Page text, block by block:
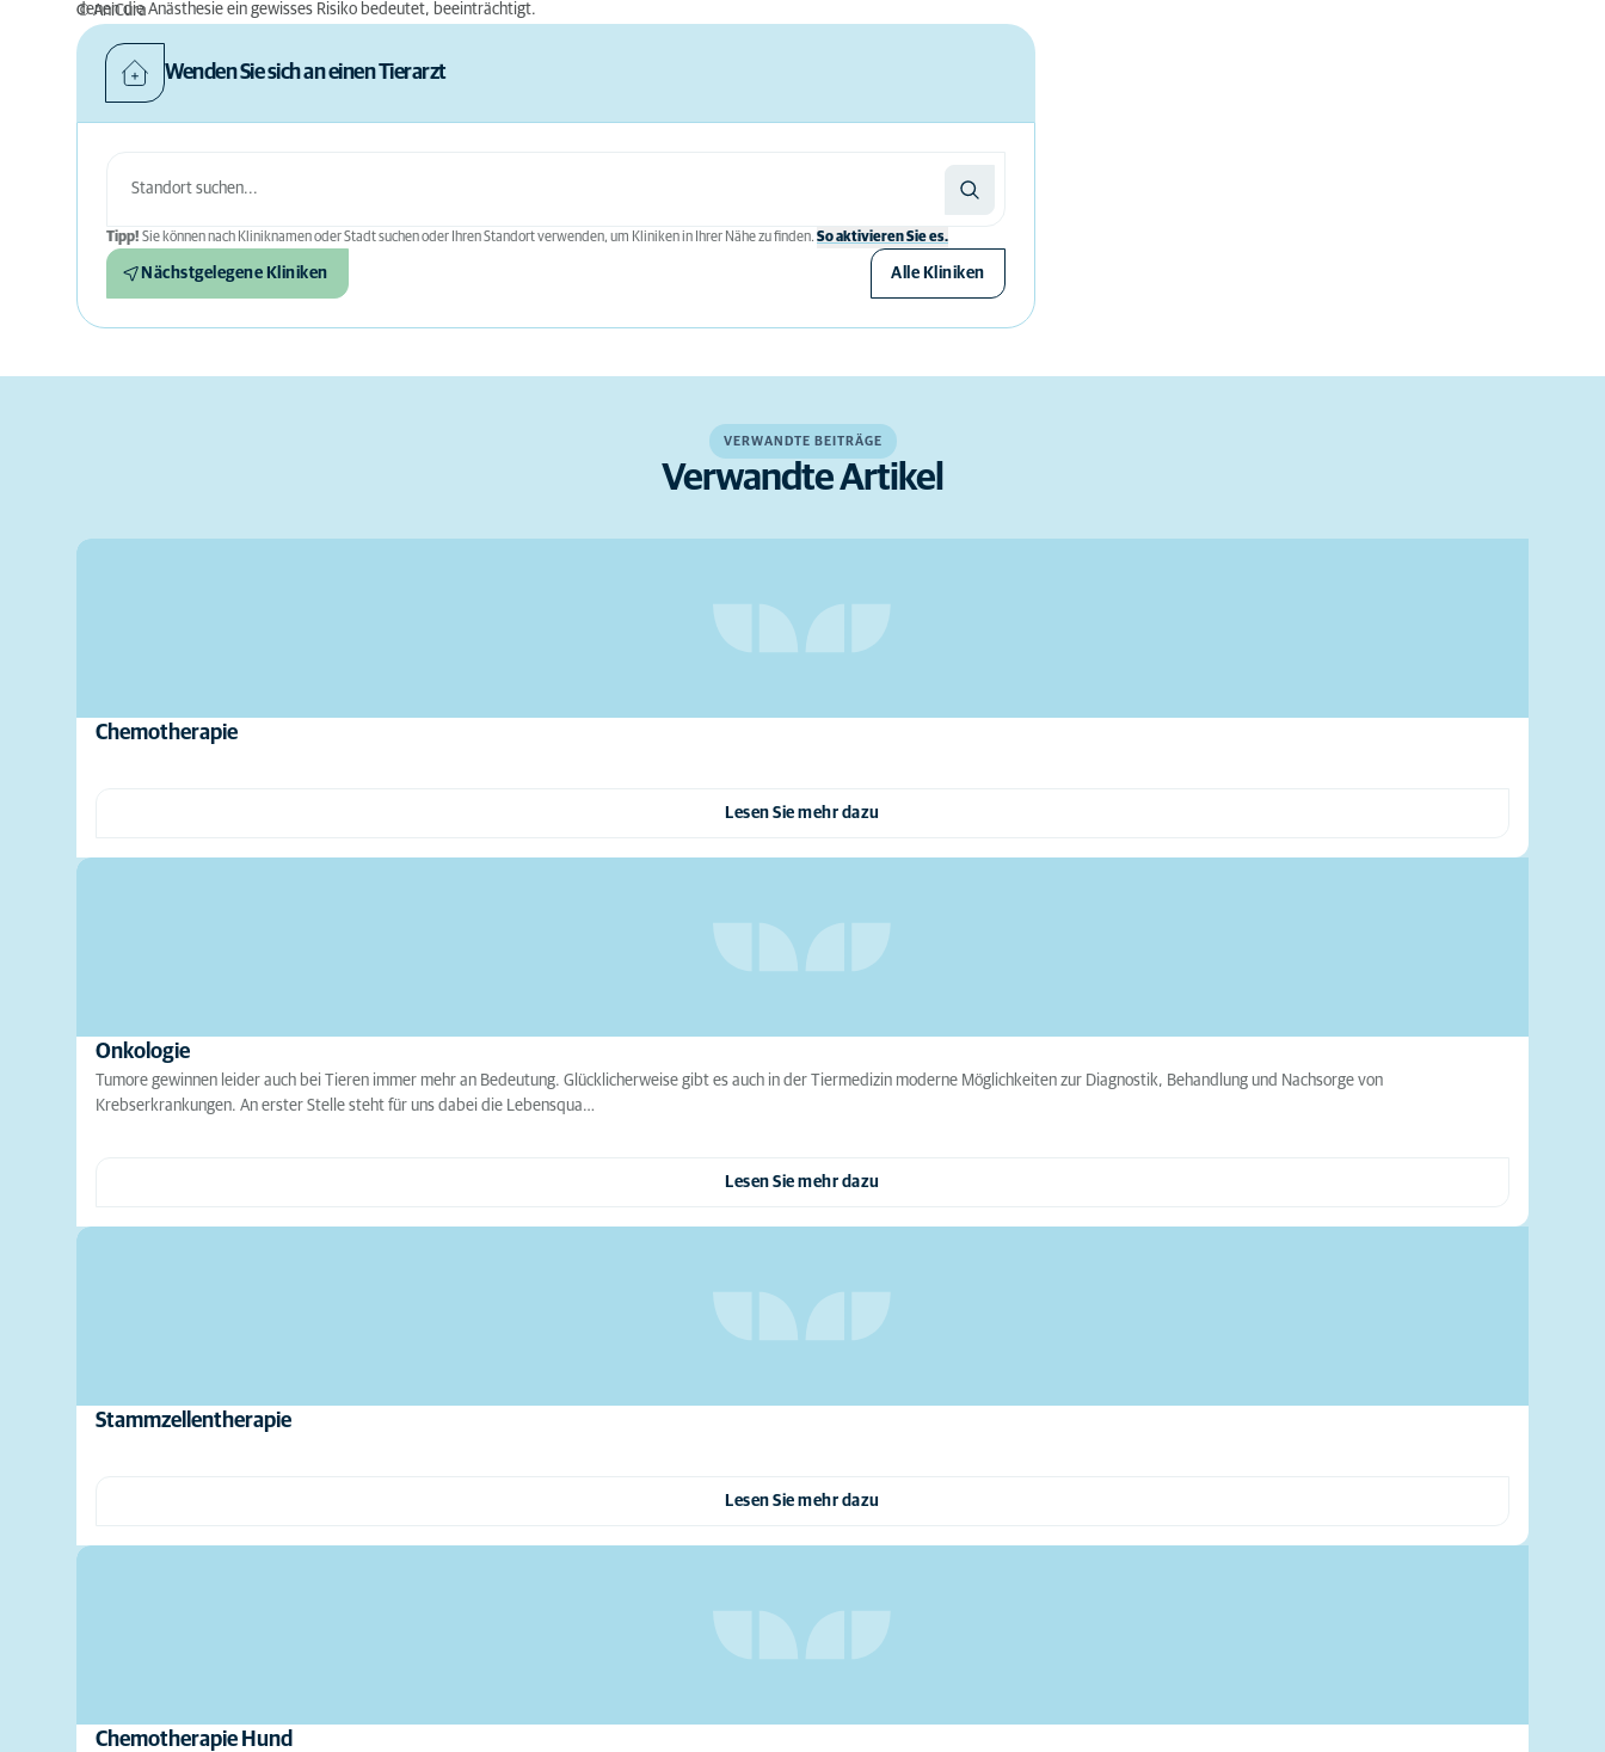
denen die Anästhesie ein gewisses Risiko bedeutet, beeinträchtigt.
© AniCura
Wenden Sie sich an einen Tierarzt
Tipp! Sie können nach Kliniknamen oder Stadt suchen oder Ihren Standort verwenden, um Kliniken in Ihrer Nähe zu finden. So aktivieren Sie es.
Nächstgelegene Kliniken Alle Kliniken
VERWANDTE BEITRÄGE
Verwandte Artikel
Chemotherapie
Lesen Sie mehr dazu
Onkologie
Tumore gewinnen leider auch bei Tieren immer mehr an Bedeutung. Glücklicherweise gibt es auch in der Tiermedizin moderne Möglichkeiten zur Diagnostik, Behandlung und Nachsorge von
Krebserkrankungen. An erster Stelle steht für uns dabei die Lebensqua…
Lesen Sie mehr dazu
Stammzellentherapie
Lesen Sie mehr dazu
Chemotherapie Hund